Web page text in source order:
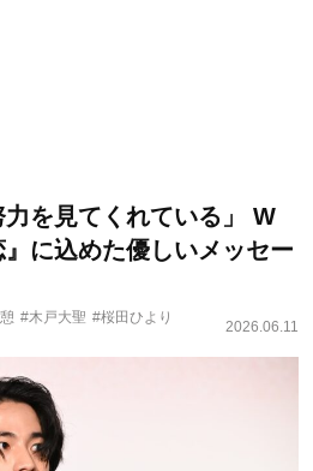
を見てくれている」 W
に込めた優しいメッセー
#木戸大聖 #桜田ひより
2026.06.11